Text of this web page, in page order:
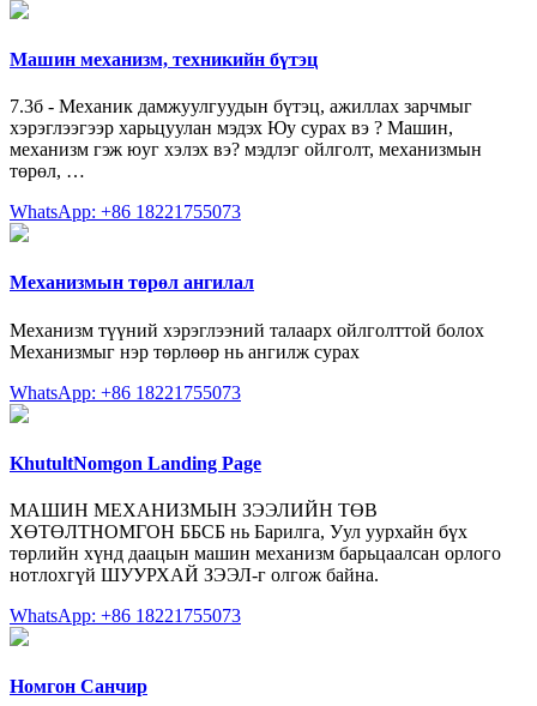
Машин механизм, техникийн бүтэц
7.3б - Механик дамжуулгуудын бүтэц, ажиллах зарчмыг
хэрэглээгээр харьцуулан мэдэх Юу сурах вэ ? Машин,
механизм гэж юуг хэлэх вэ? мэдлэг ойлголт, механизмын
төрөл, …
WhatsApp: +86 18221755073
Механизмын төрөл ангилал
Механизм түүний хэрэглээний талаарх ойлголттой болох
Механизмыг нэр төрлөөр нь ангилж сурах
WhatsApp: +86 18221755073
KhutultNomgon Landing Page
МАШИН МЕХАНИЗМЫН ЗЭЭЛИЙН ТӨВ
ХӨТӨЛТНОМГОН ББСБ нь Барилга, Уул уурхайн бүх
төрлийн хүнд даацын машин механизм барьцаалсан орлого
нотлохгүй ШУУРХАЙ ЗЭЭЛ-г олгож байна.
WhatsApp: +86 18221755073
Номгон Санчир